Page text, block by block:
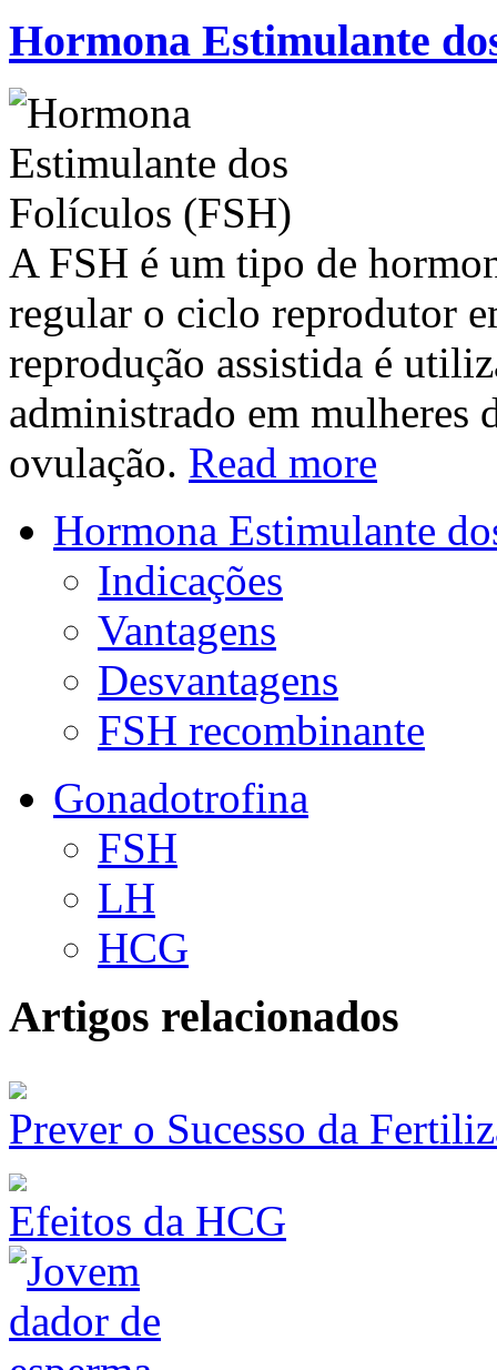
Hormona Estimulante
A FSH é um tipo de
regular o ciclo reprodutor
reprodução assistida é
administrado em mulheres
ovulação. Read more
Hormona Estimulante
Indicações
Vantagens
Desvantagens
FSH recombinante
Gonadotrofina
FSH
LH
HCG
Artigos relacionados
Prever o Sucesso da
Efeitos da HCG